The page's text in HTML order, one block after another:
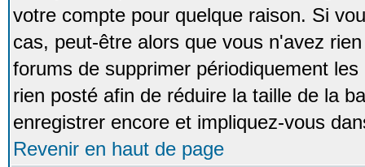
votre compte pour quelque raison. Si
cas, peut-être alors que vous n'avez
forums de supprimer périodiquement
rien posté afin de réduire la taille de la
enregistrer encore et impliquez-vous
Revenir en haut de page